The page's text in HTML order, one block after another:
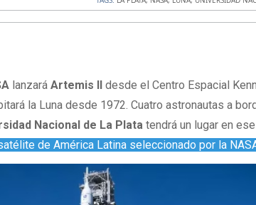
lanzaráArtemis II desde el Centro Espacial
la Luna desde 1972. Cuatro astronautas a
Nacional de La Platatendrá un lugar en
de América Latina seleccionado por la